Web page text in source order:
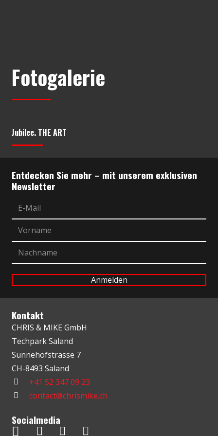
Fotogalerie
Jubilee. THE ART
Entdecken Sie mehr – mit unserem exklusiven
Newsletter
Kontakt
CHRIS & MIKE GmbH
Techpark Saland
Sunnehofstrasse 7
CH-8493 Saland
+41 52 347 09 23
contact@chrismike.ch
Socialmedia